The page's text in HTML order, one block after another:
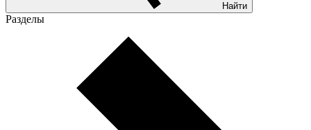
Найти
Разделы